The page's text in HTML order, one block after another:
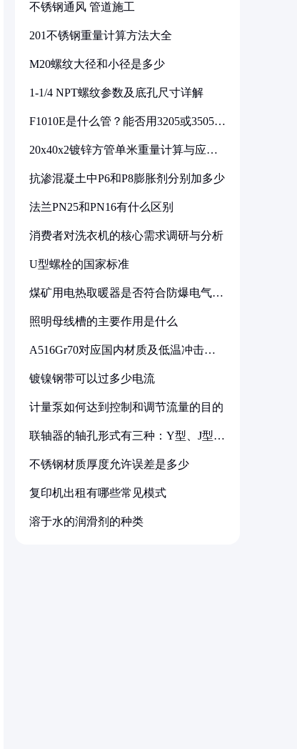
不锈钢通风 管道施工
201不锈钢重量计算方法大全
M20螺纹大径和小径是多少
1-1/4 NPT螺纹参数及底孔尺寸详解
F1010E是什么管？能否用3205或3505代
20x40x2镀锌方管单米重量计算与应用
抗渗混凝土中P6和P8膨胀剂分别加多少
法兰PN25和PN16有什么区别
消费者对洗衣机的核心需求调研与分析
U型螺栓的国家标准
煤矿用电热取暖器是否符合防爆电气设
照明母线槽的主要作用是什么
A516Gr70对应国内材质及低温冲击要
镀镍钢带可以过多少电流
计量泵如何达到控制和调节流量的目的
联轴器的轴孔形式有三种：Y型、J型、
不锈钢材质厚度允许误差是多少
复印机出租有哪些常见模式
溶于水的润滑剂的种类